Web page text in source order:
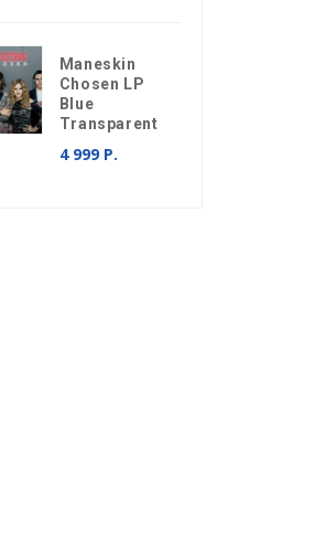
Maneskin
Chosen LP
Blue
Transparent
4 999 Р.